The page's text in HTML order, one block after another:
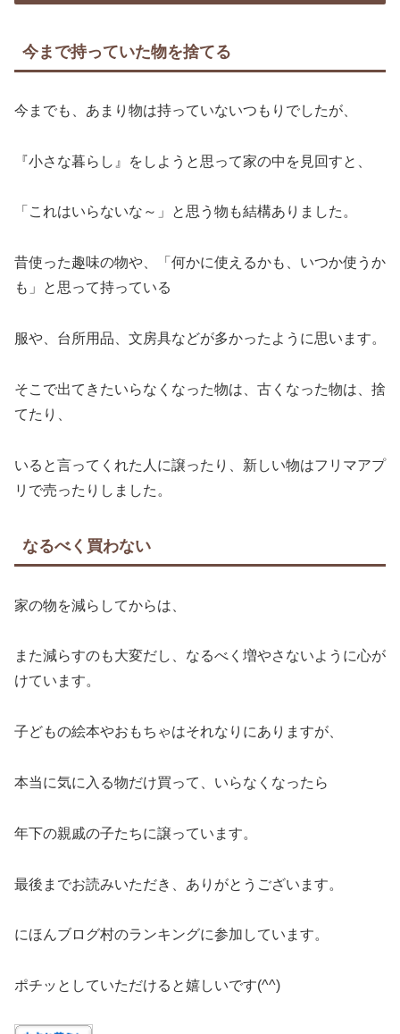
今まで持っていた物を捨てる
今までも、あまり物は持っていないつもりでしたが、
『小さな暮らし』をしようと思って家の中を見回すと、
「これはいらないな～」と思う物も結構ありました。
昔使った趣味の物や、「何かに使えるかも、いつか使うか
も」と思って持っている
服や、台所用品、文房具などが多かったように思います。
そこで出てきたいらなくなった物は、古くなった物は、捨
てたり、
いると言ってくれた人に譲ったり、新しい物はフリマアプ
リで売ったりしました。
なるべく買わない
家の物を減らしてからは、
また減らすのも大変だし、なるべく増やさないように心が
けています。
子どもの絵本やおもちゃはそれなりにありますが、
本当に気に入る物だけ買って、いらなくなったら
年下の親戚の子たちに譲っています。
最後までお読みいただき、ありがとうございます。
にほんブログ村のランキングに参加しています。
ポチッとしていただけると嬉しいです(^^)